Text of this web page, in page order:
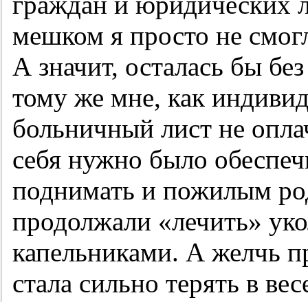
мешком я просто не
А значит, осталась бы
тому же мне, как
больничный лист не
себя нужно было
поднимать и пожилым
продолжали «лечить»
капельниками. А желчь
стала сильно терять в